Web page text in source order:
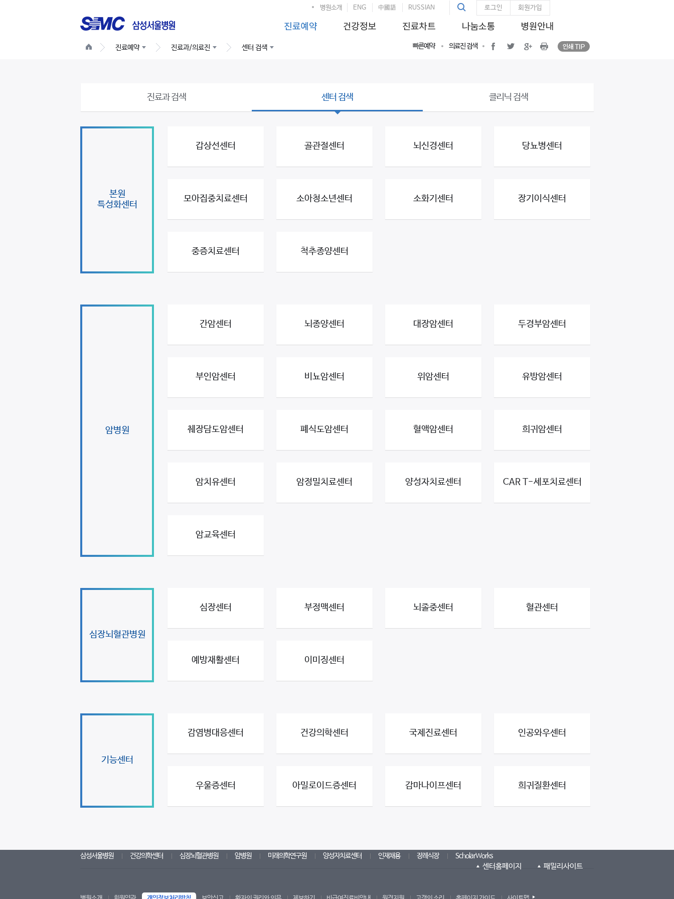
병원소개 ENG 中國語 RUSSIAN 통합검색로그인 회원가입
진료예약 진료과/의료진 센터 검색
프린트
facebook
twitter google plus
빠른예약 의료진 검색
facebooktwittergoogle plus
진료과 검색 센터 검색 클리닉 검색
본원
특성화센터
갑상선센터 골관절센터 뇌신경센터 당뇨병센터
모아집중치료센터 소아청소년센터 소화기센터 장기이식센터
중증치료센터 척추종양센터
암병원
간암센터 뇌종양센터 대장암센터 두경부암센터
부인암센터 비뇨암센터 위암센터 유방암센터
췌장담도암센터 폐식도암센터 혈액암센터 희귀암센터
암치유센터 암정밀치료센터 양성자치료센터 CAR T-세포치료센터
암교육센터
심장뇌혈관병원
심장센터 부정맥센터 뇌졸중센터 혈관센터
예방재활센터 이미징센터
기능센터
감염병대응센터 건강의학센터 국제진료센터 인공와우센터
우울증센터 아밀로이드증센터 감마나이프센터 희귀질환센터
삼성서울병원 건강의학센터 심장뇌혈관병원 암병원 미래의학연구원 양성자치료센터 인재채용 장례식장 ScholarWorks
센터홈페이지 패밀리사이트